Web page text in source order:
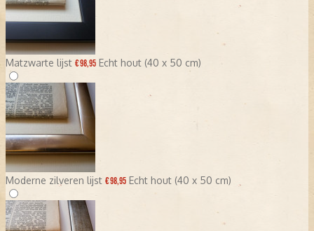
Matzwarte lijst € 98,95 Echt hout (40 x 50 cm)
Moderne zilveren lijst € 98,95 Echt hout (40 x 50 cm)